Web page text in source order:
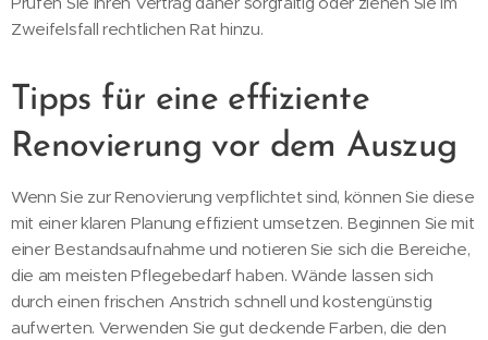
Zweifelsfall rechtlichen Rat hinzu.
Tipps für eine effiziente
Renovierung vor dem Auszug
Wenn Sie zur Renovierung verpflichtet sind, können Sie diese
mit einer klaren Planung effizient umsetzen. Beginnen Sie mit
einer Bestandsaufnahme und notieren Sie sich die Bereiche,
die am meisten Pflegebedarf haben. Wände lassen sich
durch einen frischen Anstrich schnell und kostengünstig
aufwerten. Verwenden Sie gut deckende Farben, die den